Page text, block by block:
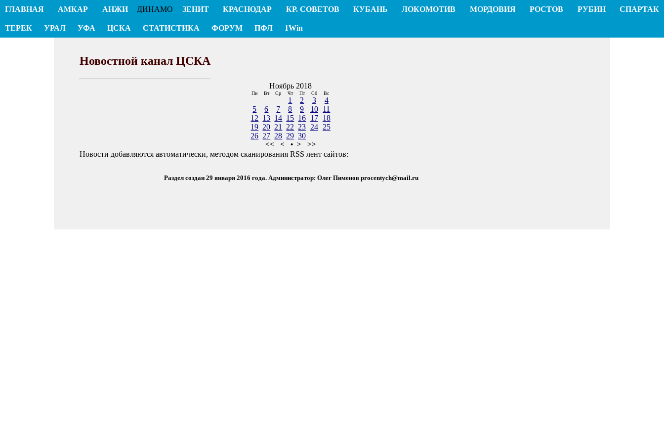
ГЛАВНАЯ АМКАР АНЖИ ДИНАМО ЗЕНИТ КРАСНОДАР КР. СОВЕТОВ КУБАНЬ ЛОКОМОТИВ МОРДОВИЯ РОСТОВ РУБИН СПАРТАК
ТЕРЕК УРАЛ УФА ЦСКА СТАТИСТИКА ФОРУМ ПФЛ 1Win
Новостной канал ЦСКА
Ноябрь 2018
Пн Вт Ср Чт Пт Сб Вс
1 2 3
4
5
6 7 8 9 10 11
12 13 14 15 16 17 18
19 20 21 22 23 24 25
26 27 28 29 30
<< < • > >>
Новости добавляются автоматически, методом сканирования RSS лент сайтов:
Раздел создан 29 января 2016 года. Администратор: Олег Пименов procentych@mail.ru